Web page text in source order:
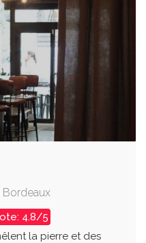
Bordeaux
4.8/5
la pierre et des